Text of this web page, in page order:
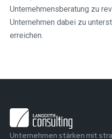
Unternehmensberatung zu
Unternehmen dabei zu
erreichen.
Unternehmen stärken mit